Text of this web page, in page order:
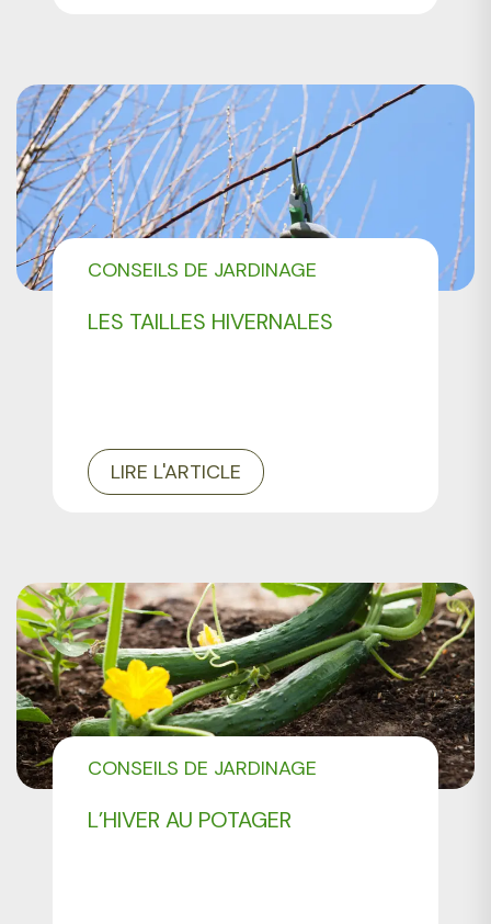
LES TAILLES HIVERNALES
CONSEILS DE JARDINAGE
LIRE L'ARTICLE
L’HIVER AU POTAGER
CONSEILS DE JARDINAGE